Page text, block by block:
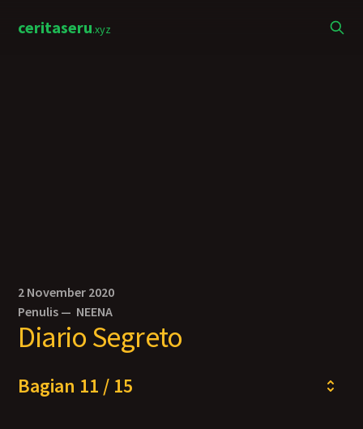
ceritaseru.xyz
2 November 2020
Penulis — NEENA
Diario Segreto
Bagian 11 / 15